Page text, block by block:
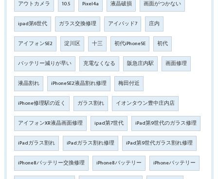
アウトカメラ 10.5 Pixel4a 液晶破損 画面がつかない
ipad第6世代 ガラス交換修理 アイパッド7 庄内
アイフォンSE2 淀川区 十三 初代iPhoneSE 初代
バッテリー減りが早い 充電なくなる 阪急庄内駅 画面修理
液晶割れ iPhoneSE2液晶割れ修理 梅田付近
iPhone修理駅の近く ガラス割れ イオンタウン豊中庄内店
アイフォンXR液晶画面修理 ipad第7世代 iPad第9世代のガラス修理
iPadガラス割れ iPadガラス割れ修理 iPad第9世代ガラス割れ修理
iPhone8バッテリー交換修理 iPhone8バッテリー iPhoneバッテリー